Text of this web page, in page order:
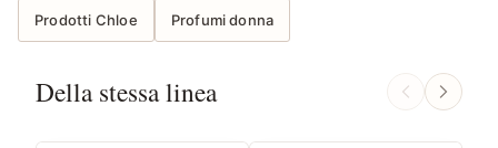
Prodotti Chloe Profumi donna
Della stessa linea